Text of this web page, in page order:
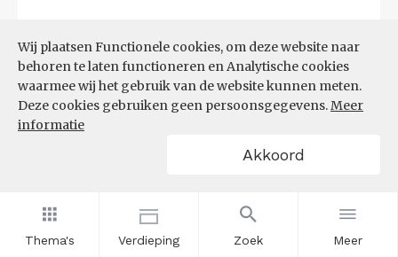
Thema's Verdieping Zoek Meer
Wij plaatsen Functionele cookies, om deze website naar
behoren te laten functioneren en Analytische cookies
waarmee wij het gebruik van de website kunnen meten.
Deze cookies gebruiken geen persoonsgegevens.Meer
informatie
Akkoord